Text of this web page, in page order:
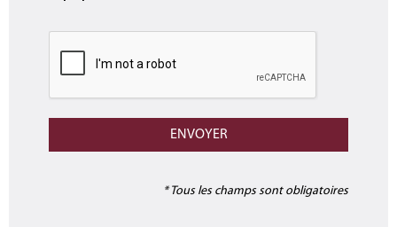
* Tous les champs sont obligatoires